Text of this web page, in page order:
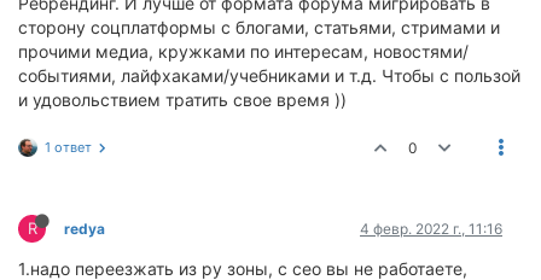
сторону соцплатформы с блогами, статьями, стримами и
прочими медиа, кружками по интересам, новостями/
событиями, лайфхаками/учебниками и т.д. Чтобы с пользой
и удовольствием тратить свое время ))
1 ответ 0
R redya 4 февр. 2022 г., 11:16
1.надо переезжать из ру зоны, с сео вы не работаете,